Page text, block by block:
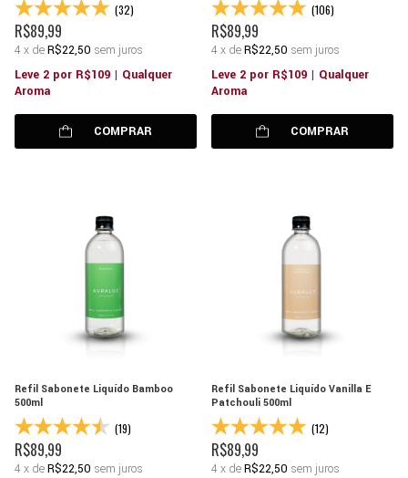
(32)
R$89,99
4x deR$22,50 sem juros
Leve 2 por R$109 | Qualquer
Aroma
COMPRAR
(106)
R$89,99
4x deR$22,50 sem juros
Leve 2 por R$109 | Qualquer
Aroma
COMPRAR
Refil Sabonete Liquído Bamboo
500ml
(19)
R$89,99
4x deR$22,50 sem juros
Refil Sabonete Liquído Vanilla E
Patchouli 500ml
(12)
R$89,99
4x deR$22,50 sem juros